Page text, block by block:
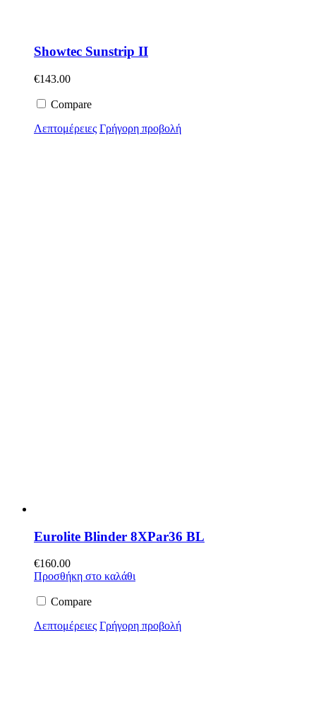
Showtec Sunstrip II
€143.00
Compare
Λεπτομέρειες Γρήγορη προβολή
Eurolite Blinder 8XPar36 BL
€160.00
Προσθήκη στο καλάθι
Compare
Λεπτομέρειες Γρήγορη προβολή